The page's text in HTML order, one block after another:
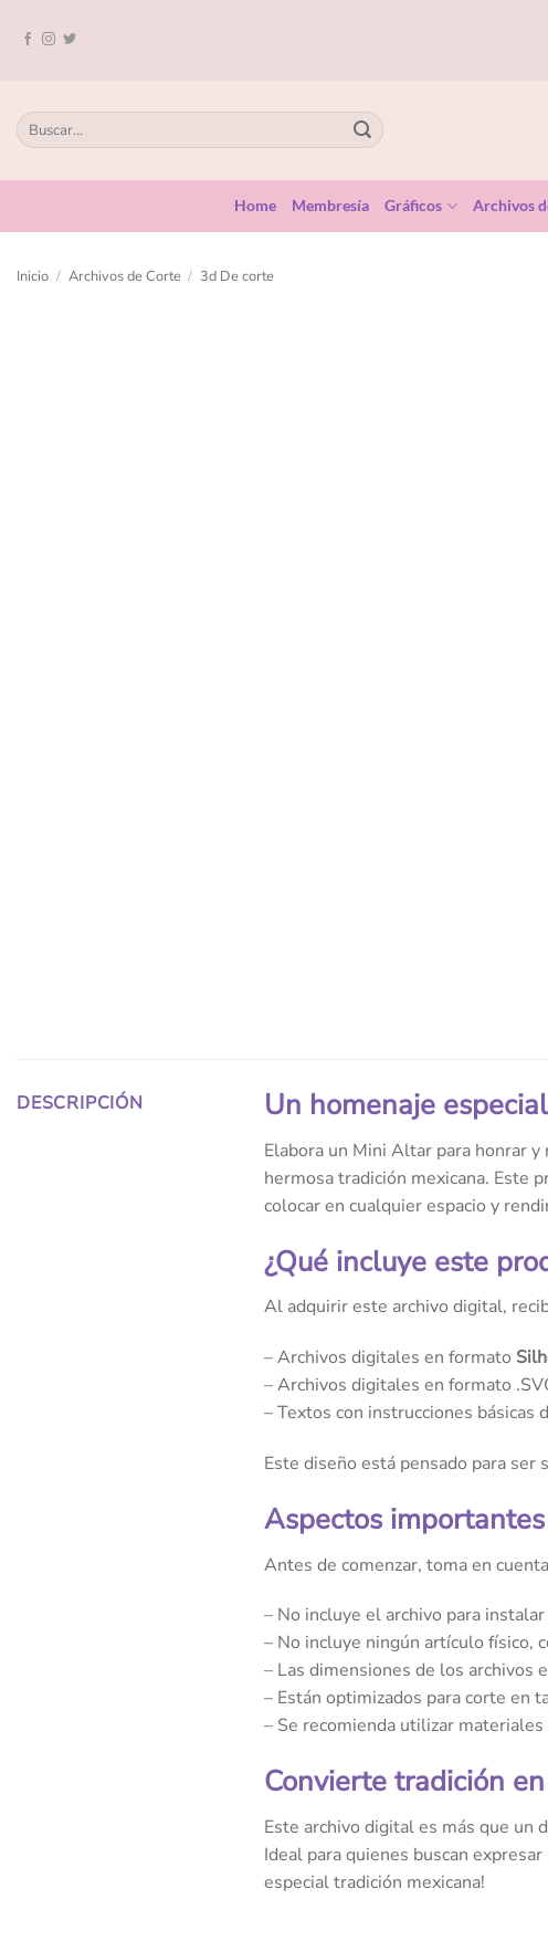
Home Membresía Gráficos Archivos
Inicio / Archivos de Corte / 3d De corte
DESCRIPCIÓN Un homenaje
Elabora un Mini Altar para honrar
hermosa tradición mexicana. Este
colocar en cualquier espacio y
¿Qué incluye este
Al adquirir este archivo digital,
– Archivos digitales en formato
– Archivos digitales en formato
– Textos con instrucciones básicas
Este diseño está pensado para
Aspectos
Antes de comenzar, toma en
– No incluye el archivo para
– No incluye ningún artículo físico,
– Las dimensiones de los archivos
– Están optimizados para corte en
– Se recomienda utilizar
Convierte tradición
Este archivo digital es más que un
Ideal para quienes buscan
especial tradición mexicana!